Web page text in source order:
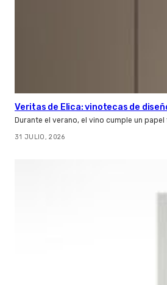
Veritas de Elica: vinotecas de
Durante el verano, el vino cumple un
31 JULIO, 2026